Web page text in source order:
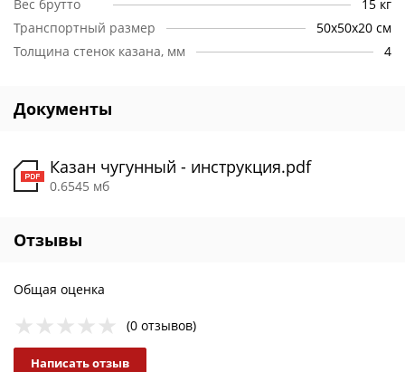
Стенки.Как и большинство моделей с круглым дном, казан
предназначен для частого перемещения, поэтому толщина
стенок средняя – 5 мм. Это достаточно для того, чтобы
достичь эффекта томления и надолго сохранить тепло .
Вес брутто
15 кг
Транспортный размер
50х50х20 см
Толщина стенок казана, мм
4
Документы
Казан чугунный - инструкция.pdf
0.6545 мб
Отзывы
Общая оценка
(0 отзывов)
Написать отзыв